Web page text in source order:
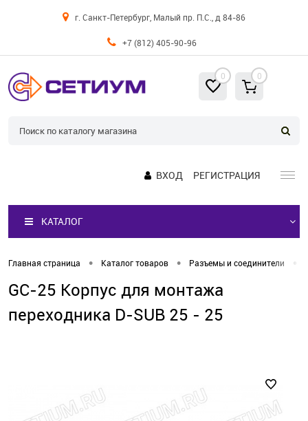
г. Санкт-Петербург, Малый пр. П.С., д 84-86
+7 (812) 405-90-96
0 0
ВХОД РЕГИСТРАЦИЯ
КАТАЛОГ
Главная страница • Каталог товаров • Разъемы и соединители
GC-25 Корпус для монтажа
переходника D-SUB 25 - 25